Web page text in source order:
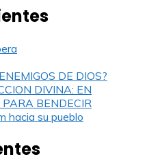
DE DIOS?
DIVINA: EN
BENDECIR
hacia su pueblo